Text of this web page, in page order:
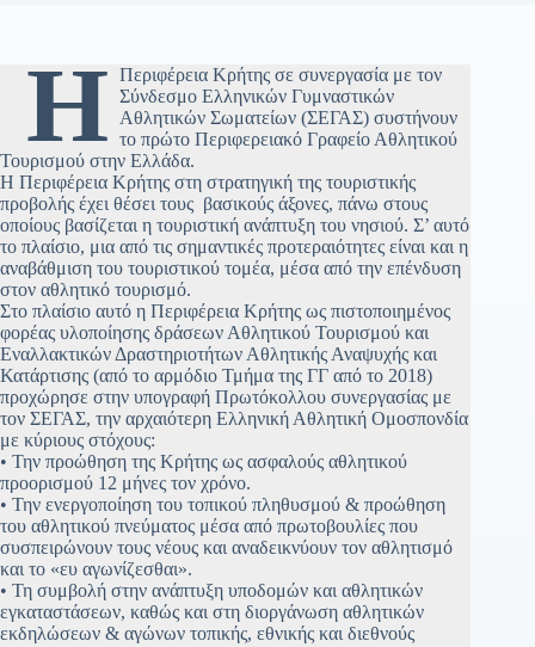
Η Περιφέρεια Κρήτης σε συνεργασία με τον
Σύνδεσμο Ελληνικών Γυμναστικών
Αθλητικών Σωματείων (ΣΕΓΑΣ) συστήνουν
το πρώτο Περιφερειακό Γραφείο Αθλητικού
Τουρισμού στην Ελλάδα.
Η Περιφέρεια Κρήτης στη στρατηγική της τουριστικής
προβολής έχει θέσει τους βασικούς άξονες, πάνω στους
οποίους βασίζεται η τουριστική ανάπτυξη του νησιού. Σ’ αυτό
το πλαίσιο, μια από τις σημαντικές προτεραιότητες είναι και η
αναβάθμιση του τουριστικού τομέα, μέσα από την επένδυση
στον αθλητικό τουρισμό.
Στο πλαίσιο αυτό η Περιφέρεια Κρήτης ως πιστοποιημένος
φορέας υλοποίησης δράσεων Αθλητικού Τουρισμού και
Εναλλακτικών Δραστηριοτήτων Αθλητικής Αναψυχής και
Κατάρτισης (από το αρμόδιο Τμήμα της ΓΓ από το 2018)
προχώρησε στην υπογραφή Πρωτόκολλου συνεργασίας με
τον ΣΕΓΑΣ, την αρχαιότερη Ελληνική Αθλητική Ομοσπονδία
με κύριους στόχους:
• Την προώθηση της Κρήτης ως ασφαλούς αθλητικού
προορισμού 12 μήνες τον χρόνο.
• Την ενεργοποίηση του τοπικού πληθυσμού & προώθηση
του αθλητικού πνεύματος μέσα από πρωτοβουλίες που
συσπειρώνουν τους νέους και αναδεικνύουν τον αθλητισμό
και το «ευ αγωνίζεσθαι».
• Τη συμβολή στην ανάπτυξη υποδομών και αθλητικών
εγκαταστάσεων, καθώς και στη διοργάνωση αθλητικών
εκδηλώσεων & αγώνων τοπικής, εθνικής και διεθνούς